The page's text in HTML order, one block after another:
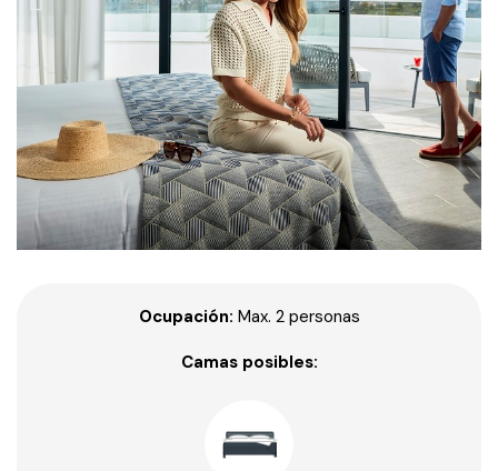
Ocupación: Max. 2 personas
Camas posibles: